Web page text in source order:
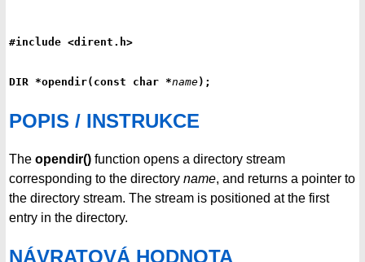
#include <dirent.h>
DIR *opendir(const char *name);
POPIS / INSTRUKCE
The opendir() function opens a directory stream
corresponding to the directory name, and returns a pointer to
the directory stream. The stream is positioned at the first
entry in the directory.
NÁVRATOVÁ HODNOTA